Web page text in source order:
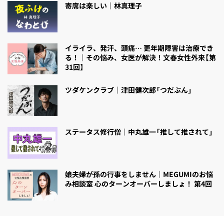
寄席は楽しい｜林真理子
イライラ、発汗、頭痛… 更年期障害は治療でき
る！｜その悩み、女医が解決！文春女性外来【第
31回】
ツダケンクラブ｜津田健次郎「つだぶん」
ステータス修行僧｜中丸雄一「推して推されて」
娘夫婦が孫の行事をしません｜MEGUMIのお悩
み相談室 心のターンオーバーしましょ！ 第4回